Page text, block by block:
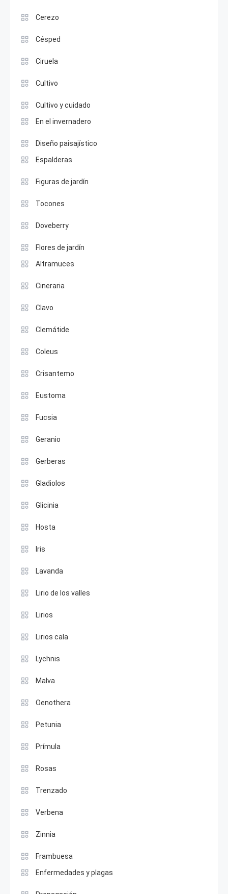
Cerezo
Césped
Ciruela
Cultivo
Cultivo y cuidado
En el invernadero
Diseño paisajístico
Espalderas
Figuras de jardín
Tocones
Doveberry
Flores de jardín
Altramuces
Cineraria
Clavo
Clemátide
Coleus
Crisantemo
Eustoma
Fucsia
Geranio
Gerberas
Gladiolos
Glicinia
Hosta
Iris
Lavanda
Lirio de los valles
Lirios
Lirios cala
Lychnis
Malva
Oenothera
Petunia
Prímula
Rosas
Trenzado
Verbena
Zinnia
Frambuesa
Enfermedades y plagas